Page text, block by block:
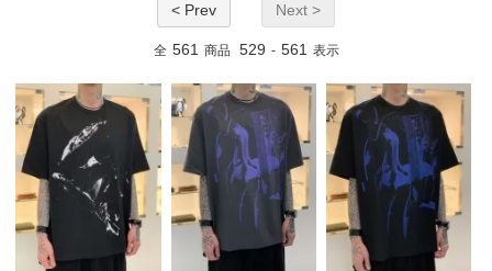
< Prev Next >
全 561 商品 529 - 561 表示